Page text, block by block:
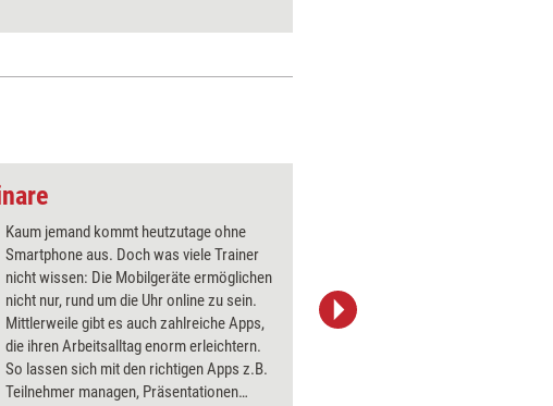
Kaum jemand kommt heutzutage ohne
Smartphone aus. Doch was viele Trainer
nicht wissen: Die Mobilgeräte ermöglichen
nicht nur, rund um die Uhr online zu sein.
Mittlerweile gibt es auch zahlreiche Apps,
die ihren Arbeitsalltag enorm erleichtern.
So lassen sich mit den richtigen Apps z.B.
Teilnehmer managen, Präsentationen